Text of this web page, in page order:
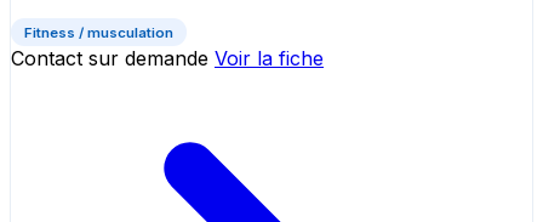
Fitness / musculation
Contact sur demande Voir la fiche